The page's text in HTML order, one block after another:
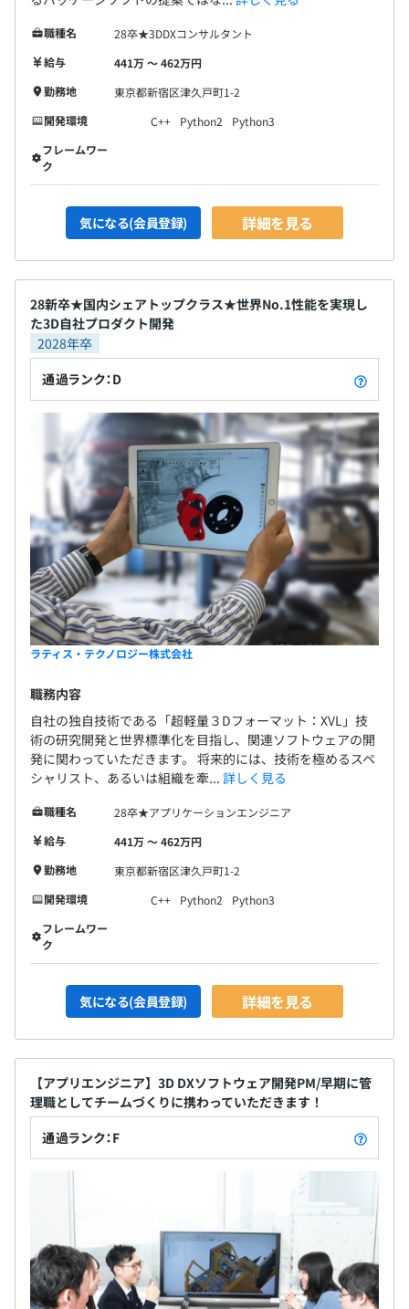
職種名
28卒★3DDXコンサルタント
給与
441万 〜 462万円
勤務地
東京都新宿区津久戸町1-2
開発環境
C++ Python2
Python3
フレームワー
ク
気になる(会員登録) 詳細を見る
28新卒★国内シェアトップクラス★世界No.1性能を実現し
た3D自社プロダクト開発
2028年卒
通過ランク：D
ラティス・テクノロジー株式会社
職務内容
自社の独自技術である「超軽量３Dフォーマット：XVL」技
術の研究開発と世界標準化を目指し、関連ソフトウェアの開
発に関わっていただきます。 将来的には、技術を極めるスペ
シャリスト、あるいは組織を牽... 詳しく見る
職種名
28卒★アプリケーションエンジニア
給与
441万 〜 462万円
勤務地
東京都新宿区津久戸町1-2
開発環境
C++ Python2
Python3
フレームワー
ク
気になる(会員登録) 詳細を見る
【アプリエンジニア】3D DXソフトウェア開発PM/早期に管
理職としてチームづくりに携わっていただきます！
通過ランク：F